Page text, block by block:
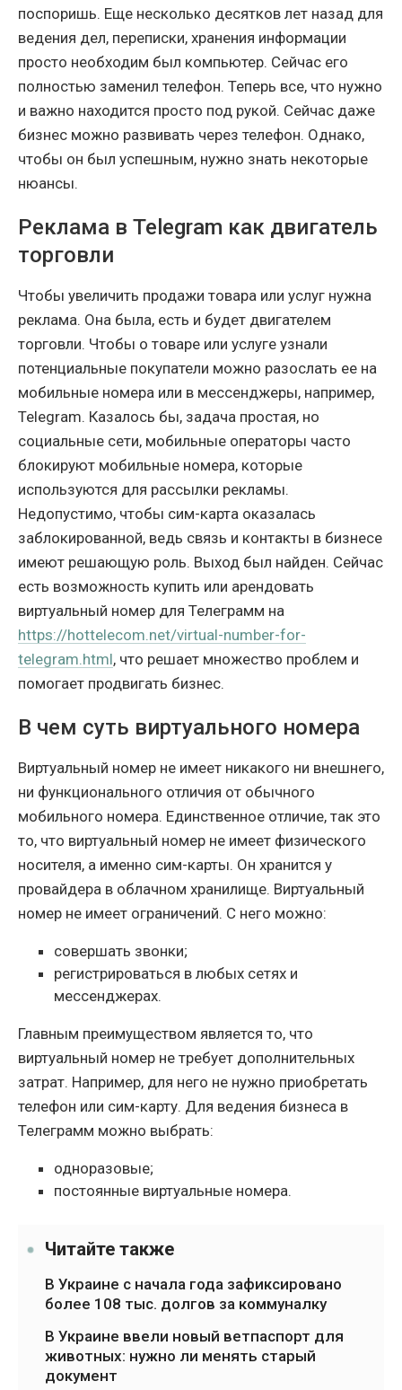
поспоришь. Еще несколько десятков лет назад для
ведения дел, переписки, хранения информации
просто необходим был компьютер. Сейчас его
полностью заменил телефон. Теперь все, что нужно
и важно находится просто под рукой. Сейчас даже
бизнес можно развивать через телефон. Однако,
чтобы он был успешным, нужно знать некоторые
нюансы.
Реклама в Telegram как двигатель
торговли
Чтобы увеличить продажи товара или услуг нужна
реклама. Она была, есть и будет двигателем
торговли. Чтобы о товаре или услуге узнали
потенциальные покупатели можно разослать ее на
мобильные номера или в мессенджеры, например,
Telegram. Казалось бы, задача простая, но
социальные сети, мобильные операторы часто
блокируют мобильные номера, которые
используются для рассылки рекламы.
Недопустимо, чтобы сим-карта оказалась
заблокированной, ведь связь и контакты в бизнесе
имеют решающую роль. Выход был найден. Сейчас
есть возможность купить или арендовать
виртуальный номер для Телеграмм на
https://hottelecom.net/virtual-number-for-
telegram.html, что решает множество проблем и
помогает продвигать бизнес.
В чем суть виртуального номера
Виртуальный номер не имеет никакого ни внешнего,
ни функционального отличия от обычного
мобильного номера. Единственное отличие, так это
то, что виртуальный номер не имеет физического
носителя, а именно сим-карты. Он хранится у
провайдера в облачном хранилище. Виртуальный
номер не имеет ограничений. С него можно:
совершать звонки;
регистрироваться в любых сетях и
мессенджерах.
Главным преимуществом является то, что
виртуальный номер не требует дополнительных
затрат. Например, для него не нужно приобретать
телефон или сим-карту. Для ведения бизнеса в
Телеграмм можно выбрать:
одноразовые;
постоянные виртуальные номера.
Читайте также
В Украине с начала года зафиксировано
более 108 тыс. долгов за коммуналку
В Украине ввели новый ветпаспорт для
животных: нужно ли менять старый
документ